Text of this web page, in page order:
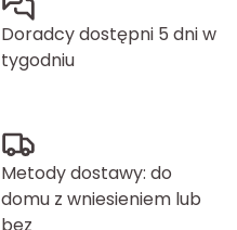
Doradcy dostępni 5 dni w
tygodniu
Metody dostawy: do
domu z wniesieniem lub